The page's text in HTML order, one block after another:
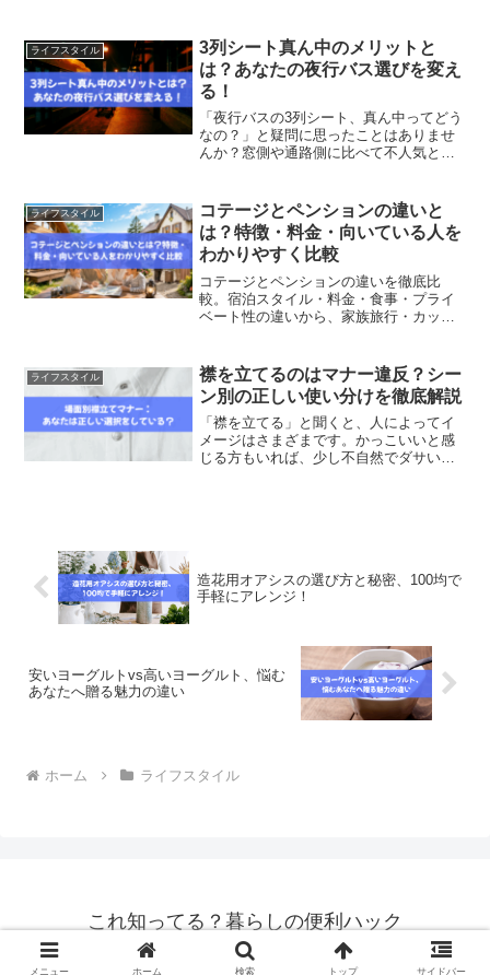
しや家計にも少なからず影響を与える可
能性があります。こ...
ライフスタイル
3列シート真ん中のメリットと
は？あなたの夜行バス選びを変え
る！
「夜行バスの3列シート、真ん中ってどう
なの？」と疑問に思ったことはありませ
んか？窓側や通路側に比べて不人気と思
移動費を抑えつつも、できるだけ疲れを
残さず目的地に着き...
ライフスタイル
コテージとペンションの違いと
は？特徴・料金・向いている人を
わかりやすく比較
コテージとペンションの違いを徹底比
較。宿泊スタイル・料金・食事・プライ
ベート性の違いから、家族旅行・カップ
失敗したくない方必見です。
ライフスタイル
襟を立てるのはマナー違反？シー
ン別の正しい使い分けを徹底解説
「襟を立てる」と聞くと、人によってイ
メージはさまざまです。かっこいいと感
じる方もいれば、少し不自然でダサいと
造花用オアシスの選び方と秘密、100均で
手軽にアレンジ！
安いヨーグルトvs高いヨーグルト、悩む
あなたへ贈る魅力の違い
ホーム ライフスタイル
これ知ってる？暮らしの便利ハック
© 2025 これ知ってる？暮らしの便利ハック.
メニュー ホーム 検索 トップ サイドバー